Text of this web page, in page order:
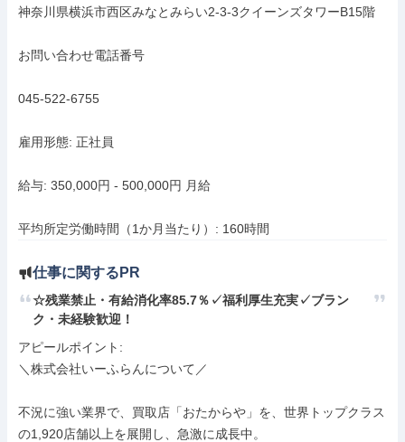
神奈川県横浜市西区みなとみらい2-3-3クイーンズタワーB15階
お問い合わせ電話番号
045-522-6755
雇用形態: 正社員
給与: 350,000円 - 500,000円 月給
平均所定労働時間（1か月当たり）: 160時間
仕事に関するPR
☆残業禁止・有給消化率85.7％✓福利厚生充実✓ブラン
ク・未経験歓迎！
アピールポイント:
＼株式会社いーふらんについて／
不況に強い業界で、買取店「おたからや」を、世界トップクラス
の1,920店舗以上を展開し、急激に成長中。